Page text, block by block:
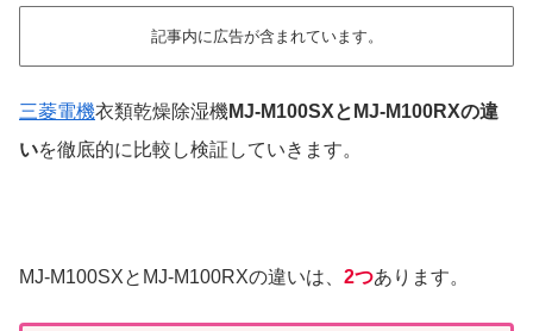
記事内に広告が含まれています。
三菱電機衣類乾燥除湿機MJ-M100SXとMJ-M100RXの違
いを徹底的に比較し検証していきます。
MJ-M100SXとMJ-M100RXの違いは、 2つあります。